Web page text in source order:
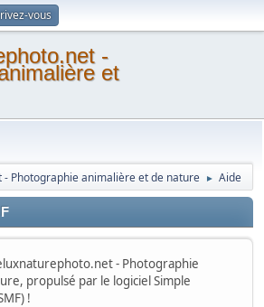
vous
-
et
Photographie animalière et de nature ► Aide
- Photographie
propulsé par le logiciel Simple
!